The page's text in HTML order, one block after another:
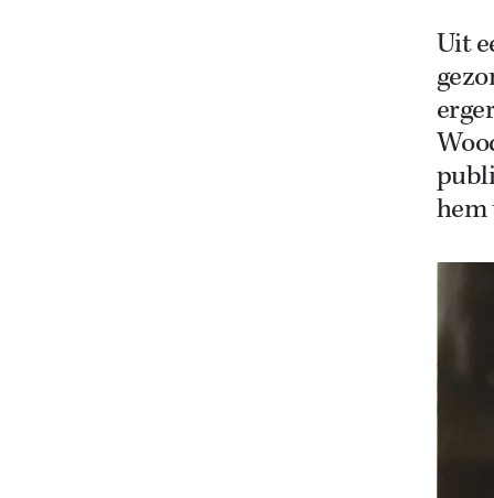
Uit
hem